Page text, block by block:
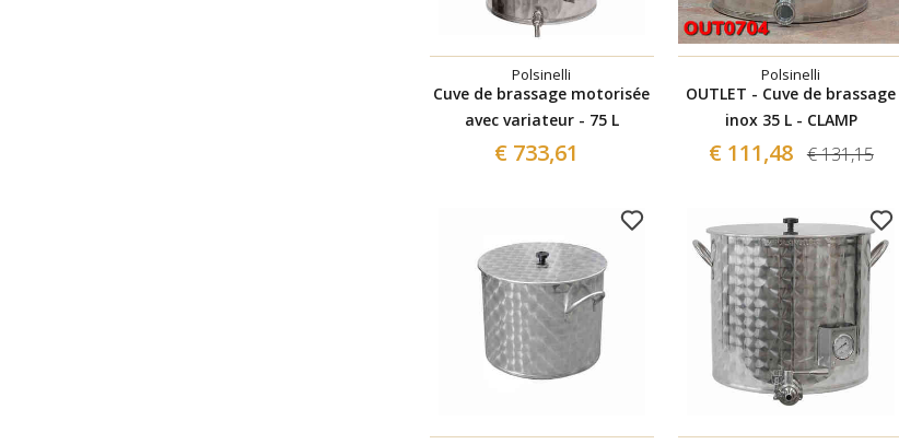
Polsinelli
Cuve de brassage motorisée
avec variateur - 75 L
€ 733,61
Polsinelli
OUTLET - Cuve de brassage
inox 35 L - CLAMP
€ 111,48 € 131,15